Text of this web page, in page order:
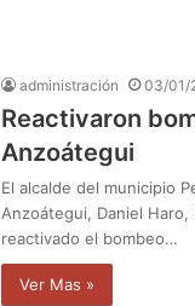
administración 03/01/
Reactivaron
Anzoátegui
El alcalde del municipio
Anzoátegui, Daniel
reactivado el bombeo…
Ver Mas »